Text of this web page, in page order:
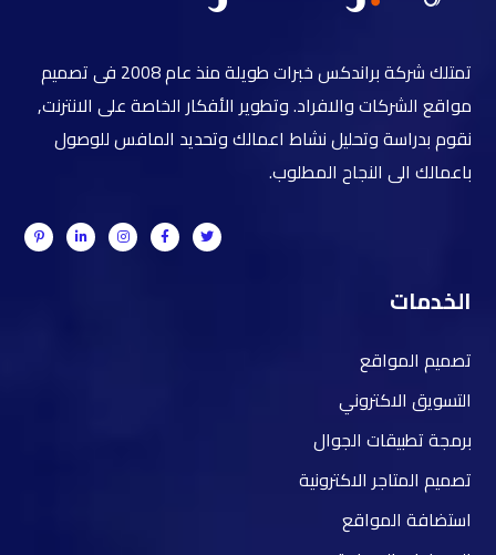
تمتلك شركة براندكس خبرات طويلة منذ عام 2008 فى تصميم
مواقع الشركات والافراد. وتطوير الأفكار الخاصة على الانترنت,
نقوم بدراسة وتحليل نشاط اعمالك وتحديد المافس للوصول
باعمالك الى النجاح المطلوب.
الخدمات
تصميم المواقع
التسويق الاكتروني
برمجة تطبيقات الجوال
تصميم المتاجر الاكترونية
استضافة المواقع